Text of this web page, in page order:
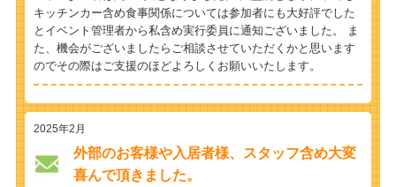
キッチンカー含め食事関係については参加者にも大好評でした
とイベント管理者から私含め実行委員に通知ございました。 ま
た、機会がございましたらご相談させていただくかと思います
のでその際はご支援のほどよろしくお願いいたします。
2025年2月
外部のお客様や入居者様、スタッフ含め大変
喜んで頂きました。